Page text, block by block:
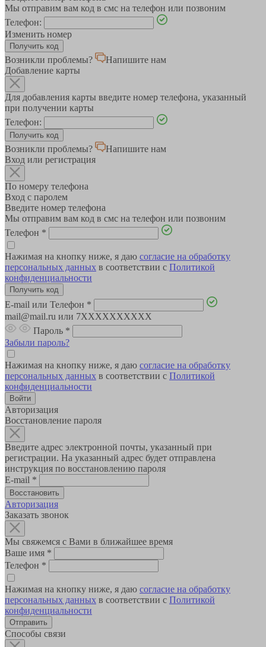
Мы отправим вам код в смс на телефон или позвоним
Телефон:
Изменить номер
Возникли проблемы?
Напишите нам
Добавление карты
Для добавления карты введите номер телефона, указанный
при получении карты
Телефон:
Возникли проблемы?
Напишите нам
Вход или регистрация
По номеру телефона
Вход с паролем
Введите номер телефона
Мы отправим вам код в смс на телефон или позвоним
Телефон *
Нажимая на кнопку ниже, я даю согласие на обработку
персональных данных в соответствии с Политикой
конфиденциальности
E-mail или Телефон *
mail@mail.ru или 7XXXXXXXXXX
Пароль *
Забыли пароль?
Нажимая на кнопку ниже, я даю согласие на обработку
персональных данных в соответствии с Политикой
конфиденциальности
Авторизация
Восстановление пароля
Введите адрес электронной почты, указанный при
регистрации. На указанный адрес будет отправлена
инструкция по восстановлению пароля
E-mail *
Авторизация
Заказать звонок
Мы свяжемся с Вами в ближайшее время
Ваше имя *
Телефон *
Нажимая на кнопку ниже, я даю согласие на обработку
персональных данных в соответствии с Политикой
конфиденциальности
Способы связи